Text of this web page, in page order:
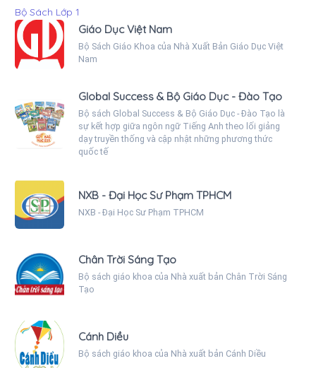
Bộ Sách Lớp 1
Giáo Dục Việt Nam
Bộ Sách Giáo Khoa của Nhà Xuất Bản Giáo Dục Việt
Nam
Global Success & Bộ Giáo Dục - Đào Tạo
Bộ sách Global Success & Bộ Giáo Dục - Đào Tạo là
sự kết hợp giữa ngôn ngữ Tiếng Anh theo lối giảng
dạy truyền thống và cập nhật những phương thức
quốc tế
NXB - Đại Học Sư Phạm TPHCM
NXB - Đại Học Sư Phạm TPHCM
Chân Trời Sáng Tạo
Bộ sách giáo khoa của Nhà xuất bản Chân Trời Sáng
Tạo
Cánh Diều
Bộ sách giáo khoa của Nhà xuất bản Cánh Diều